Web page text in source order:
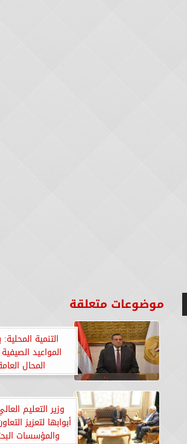
موضوعات متعلقة
التنمية
المواعيد
المحال
وزير التعليم
أبوابها لتعزيز
والمؤسسات